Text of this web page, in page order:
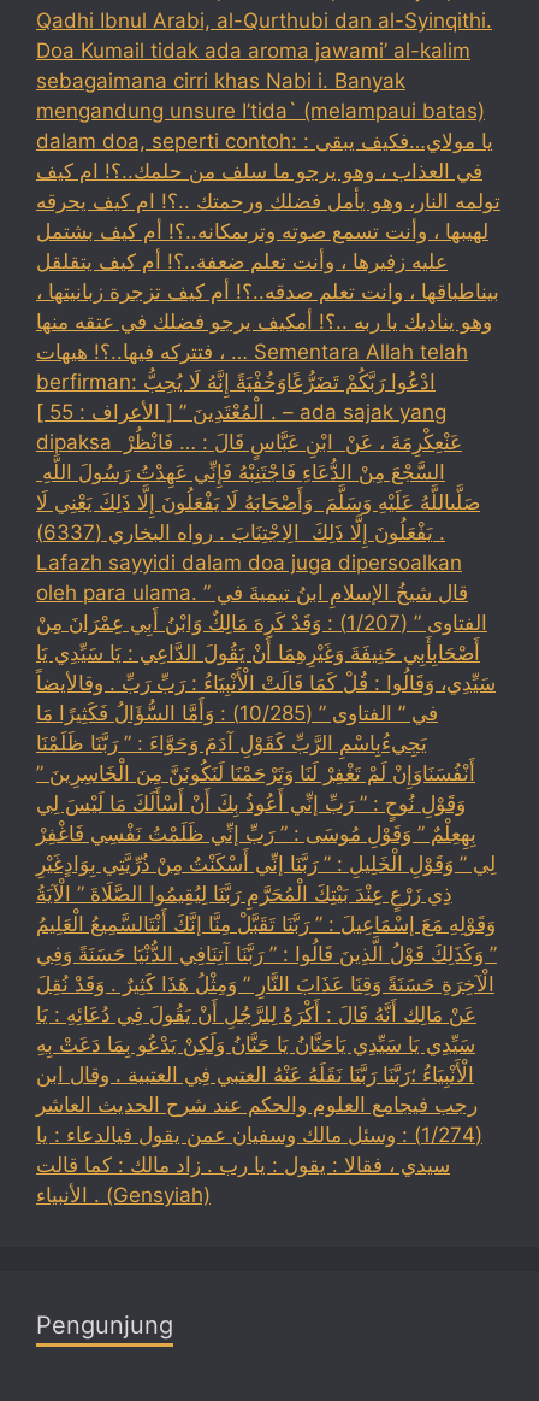
Qadhi Ibnul Arabi, al-Qurthubi dan al-Syinqithi.
Doa Kumail tidak ada aroma jawami’ al-kalim
sebagaimana cirri khas Nabi i. Banyak
mengandung unsure I’tida` (melampaui batas)
dalam doa, seperti contoh: : يا مولاي…فكيف يبقى
في العذاب ، وهو يرجو ما سلف من حلمك..؟! ام كيف
تولمه النار، وهو يأمل فضلك ورحمتك ..؟! ام كيف يحرقه
لهيبها ، وأنت تسمع صوته وترىمكانه..؟! أم كيف بشتمل
عليه زفيرها ، وأنت تعلم ضعفة..؟! أم كيف يتقلقل
بيناطباقها ، وانت تعلم صدقه..؟! أم كيف تزجرة زبانيتها ،
وهو يناديك يا ربه ..؟! أمكيف يرجو فضلك في عتقه منها
، فتتركه فيها..؟! هيهات … Sementara Allah telah
berfirman: ادْعُوا رَبَّكُمْ تَضَرُّعًاوَخُفْيَةً إِنَّهُ لَا يُحِبُّ
الْمُعْتَدِينَ ” [ الأعراف : 55 ] . – ada sajak yang
dipaksa ‏عَنْ‏‏عِكْرِمَةَ ‏، ‏عَنْ ‏ ‏ابْنِ عَبَّاسٍ ‏‏قَالَ : … فَانْظُرْ ‏‏
السَّجْعَ ‏‏مِنْ الدُّعَاءِ فَاجْتَنِبْهُ فَإِنِّي عَهِدْتُ رَسُولَ اللَّهِ ‏
‏صَلَّىاللَّهُ عَلَيْهِ وَسَلَّمَ ‏ ‏وَأَصْحَابَهُ لَا يَفْعَلُونَ إِلَّا ذَلِكَ ‏‏يَعْنِي لَا
يَفْعَلُونَ إِلَّا ذَلِكَ ‏ ‏الِاجْتِنَابَ . رواه البخاري (6337) .
Lafazh sayyidi dalam doa juga dipersoalkan
oleh para ulama. قال شيخُ الإسلامِ ابنُ تيميةَ في ”
الفتاوى ” (1/207) : وَقَدْ كَرِهَ مَالِكٌ وَابْنُ أَبِي عِمْرَانَ مِنْ
أَصْحَابِأَبِي حَنِيفَةَ وَغَيْرِهِمَا أَنْ يَقُولَ الدَّاعِي : يَا سَيِّدِي يَا
سَيِّدِي، وَقَالُوا : قُلْ كَمَا قَالَتْ الْأَنْبِيَاءُ : رَبِّ رَبِّ . وقالأيضاً
في ” الفتاوى ” (10/285) : وَأَمَّا السُّؤَالُ فَكَثِيرًا مَا
يَجِيءُبِاسْمِ الرَّبِّ كَقَوْلِ آدَمَ وَحَوَّاءَ : ” رَبَّنَا ظَلَمْنَا
أَنْفُسَنَاوَإِنْ لَمْ تَغْفِرْ لَنَا وَتَرْحَمْنَا لَنَكُونَنَّ مِنَ الْخَاسِرِينَ ”
وَقَوْلِ نُوحٍ : ” رَبِّ إنِّي أَعُوذُ بِكَ أَنْ أَسْأَلَكَ مَا لَيْسَ لِي
بِهِعِلْمٌ ” وَقَوْلِ مُوسَى : ” رَبِّ إنِّي ظَلَمْتُ نَفْسِي فَاغْفِرْ
لِي ” وَقَوْلِ الْخَلِيلِ : ” رَبَّنَا إنِّي أَسْكَنْتُ مِنْ ذُرِّيَّتِي بِوَادٍغَيْرِ
ذِي زَرْعٍ عِنْدَ بَيْتِكَ الْمُحَرَّمِ رَبَّنَا لِيُقِيمُوا الصَّلَاةَ ” الْآيَةُ
وَقَوْلِهِ مَعَ إسْمَاعِيلَ : ” رَبَّنَا تَقَبَّلْ مِنَّا إنَّكَ أَنْتَالسَّمِيعُ الْعَلِيمُ
” وَكَذَلِكَ قَوْلُ الَّذِينَ قَالُوا : ” رَبَّنَا آتِنَافِي الدُّنْيَا حَسَنَةً وَفِي
الْآخِرَةِ حَسَنَةً وَقِنَا عَذَابَ النَّارِ ” وَمِثْلُ هَذَا كَثِيرٌ . وَقَدْ نُقِلَ
عَنْ مَالِك أَنَّهُ قَالَ : أَكْرَهُ لِلرَّجُلِ أَنْ يَقُولَ فِي دُعَائِهِ : يَا
سَيِّدِي يَا سَيِّدِي يَاحَنَّانُ يَا حَنَّانُ وَلَكِنْ يَدْعُو بِمَا دَعَتْ بِهِ
الْأَنْبِيَاءُ ؛رَبَّنَا رَبَّنَا نَقَلَهُ عَنْهُ العتبي فِي العتبية . وقال ابن
رجب فيجامع العلوم والحكم عند شرح الحديث العاشر
(1/274) : وسئل مالك وسفيان عمن يقول فيالدعاء : يا
سيدي ، فقالا : يقول : يا رب . زاد مالك : كما قالت
الأنبياء . (Gensyiah)
Pengunjung